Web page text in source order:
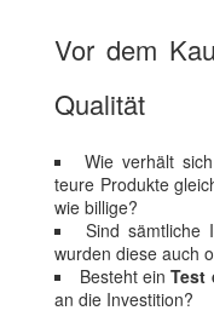
Vor dem
Qualität
Wie verhält
teure Produkte
wie billige?
Sind sämtliche
wurden diese auch
Besteht einTest
an die Investition?